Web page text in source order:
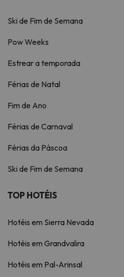
Ski de Fim de Semana
Pow Weeks
Estrear a temporada
Férias de Natal
Fim de Ano
Férias de Carnaval
Férias da Páscoa
Ski de Fim de Semana
TOP HOTÉIS
Hotéis em Sierra Nevada
Hotéis em Grandvalira
Hotéis em Pal-Arinsal